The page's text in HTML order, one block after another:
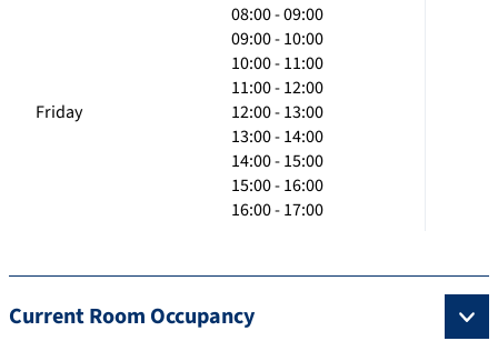
Friday
08:00 - 09:00
09:00 - 10:00
10:00 - 11:00
11:00 - 12:00
12:00 - 13:00
13:00 - 14:00
14:00 - 15:00
15:00 - 16:00
16:00 - 17:00
Current Room Occupancy